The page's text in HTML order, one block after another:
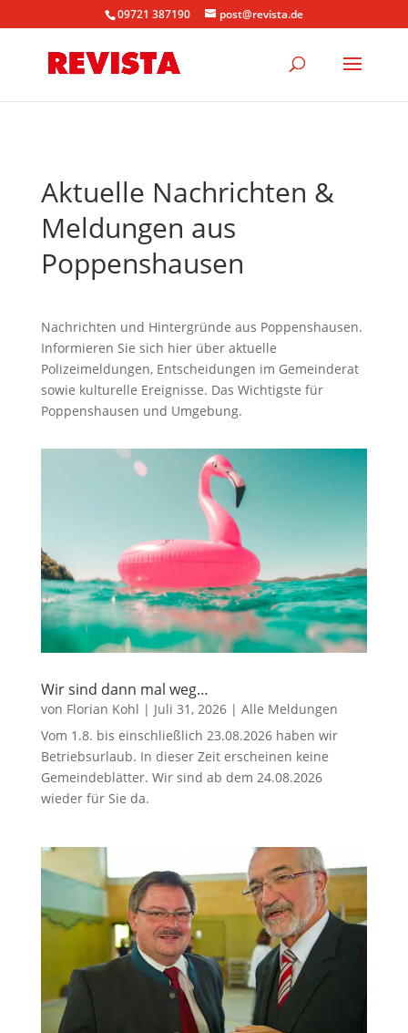
09721 387190 post@revista.de
Aktuelle Nachrichten &
Meldungen aus
Poppenshausen
Nachrichten und Hintergründe aus Poppenshausen.
Informieren Sie sich hier über aktuelle
Polizeimeldungen, Entscheidungen im Gemeinderat
sowie kulturelle Ereignisse. Das Wichtigste für
Poppenshausen und Umgebung.
Wir sind dann mal weg…
von Florian Kohl | Juli 31, 2026| Alle Meldungen
Vom 1.8. bis einschließlich 23.08.2026 haben wir
Betriebsurlaub. In dieser Zeit erscheinen keine
Gemeindeblätter. Wir sind ab dem 24.08.2026
wieder für Sie da.